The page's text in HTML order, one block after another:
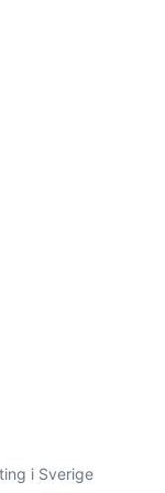
i Sverige